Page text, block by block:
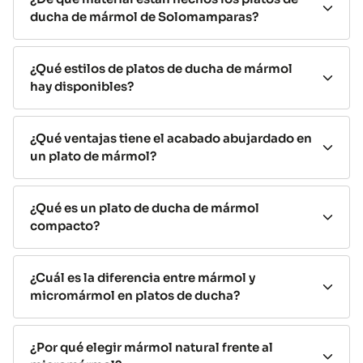
fabricados íntegramente en mármol natural de gran
densidad y sin añadidos, una auténtica joya para tu
baño.
¿Mármol o micromármol? Qué
debes saber
Sabemos que muchos usuarios buscan comparativas
antes de decidirse por un plato u otro. Por eso,
incluimos aquí una reflexión importante entreplato de
ducha de mármolymicromármol:
El micromármol es un material compuesto
partículas de mármol y resinas técnicas. Se ha hecho
popular por su ligereza, su precio más accesible y la
posibilidad de moldeado. Si buscas referencias, verás
que el plato de ducha de micromarmol tiene opiniones
relacionadas con su funcionalidad y estética aceptable.
ducha de mármol de Solomamparas?
¿Qué estilos de platos de ducha de mármol
hay disponibles?
¿Qué ventajas tiene el acabado abujardado en
un plato de mármol?
¿Qué es un plato de ducha de mármol
compacto?
¿Cuál es la diferencia entre mármol y
micromármol en platos de ducha?
¿Por qué elegir mármol natural frente al